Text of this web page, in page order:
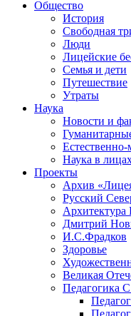
Общество
История
Свободная
Люди
Лицейские
Семья и дети
Путешествие
Утраты
Наука
Новости и
Естественно-
Наука в
Проекты
Архив
Русский
Архитектура
Дмитрий
И.С.Фрадков
Здоровье
Великая
Педагогика